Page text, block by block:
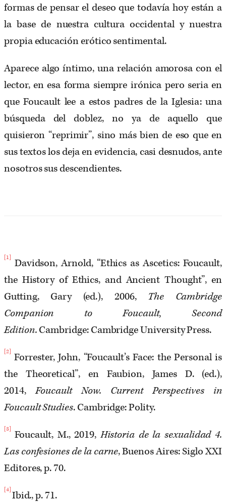
formas de pensar el deseo que todavía hoy están a
la base de nuestra cultura occidental y nuestra
propia educación erótico sentimental.
Aparece algo íntimo, una relación amorosa con el
lector, en esa forma siempre irónica pero seria en
que Foucault lee a estos padres de la Iglesia: una
búsqueda del doblez, no ya de aquello que
quisieron “reprimir”, sino más bien de eso que en
sus textos los deja en evidencia, casi desnudos, ante
nosotros sus descendientes.
[1]
Davidson, Arnold, “Ethics as Ascetics: Foucault,
the History of Ethics, and Ancient Thought”, en
Gutting, Gary (ed.), 2006, The Cambridge
Companion to Foucault, Second
Edition.Cambridge: Cambridge University Press.
[2]
Forrester, John, “Foucault’s Face: the Personal is
the Theoretical”, en Faubion, James D. (ed.),
2014,Foucault Now. Current Perspectives in
Foucault Studies. Cambridge: Polity.
[3] Foucault, M., 2019,Historia de la sexualidad 4.
Las confesiones de la carne, Buenos Aires: Siglo XXI
Editores, p. 70.
[4] Ibid., p. 71.